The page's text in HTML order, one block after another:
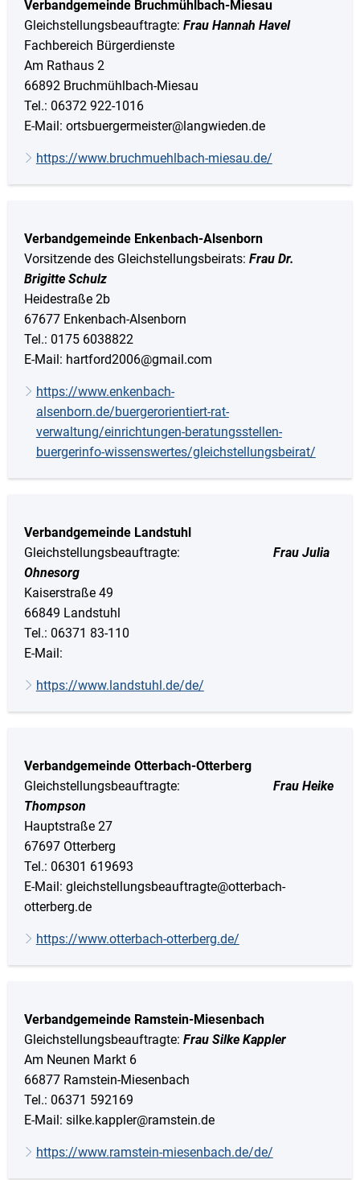
Karriere
Landkreisfilm
Klimamanagement
Verbandgemeinde Bruchmühlbach-Miesau
Gleichstellungsbeauftragte: Frau Hannah Havel
Fachbereich Bürgerdienste
Am Rathaus 2
66892 Bruchmühlbach-Miesau
Tel.: 06372 922-1016
E-Mail: ortsbuergermeister@langwieden.de
https://www.bruchmuehlbach-miesau.de/
Verbandgemeinde Enkenbach-Alsenborn
Vorsitzende des Gleichstellungsbeirats: Frau Dr.
Brigitte Schulz
Heidestraße 2b
67677 Enkenbach-Alsenborn
Tel.: 0175 6038822
E-Mail: hartford2006@gmail.com
https://www.enkenbach-
alsenborn.de/buergerorientiert-rat-
verwaltung/einrichtungen-beratungsstellen-
buergerinfo-wissenswertes/gleichstellungsbeirat/
Verbandgemeinde Landstuhl
Gleichstellungsbeauftragte: Frau Julia
Ohnesorg
Kaiserstraße 49
66849 Landstuhl
Tel.: 06371 83-110
E-Mail:
https://www.landstuhl.de/de/
Verbandgemeinde Otterbach-Otterberg
Gleichstellungsbeauftragte: Frau Heike
Thompson
Hauptstraße 27
67697 Otterberg
Tel.: 06301 619693
E-Mail: gleichstellungsbeauftragte@otterbach-
otterberg.de
https://www.otterbach-otterberg.de/
Verbandgemeinde Ramstein-Miesenbach
Gleichstellungsbeauftragte: Frau Silke Kappler
Am Neunen Markt 6
66877 Ramstein-Miesenbach
Tel.: 06371 592169
E-Mail: silke.kappler@ramstein.de
https://www.ramstein-miesenbach.de/de/